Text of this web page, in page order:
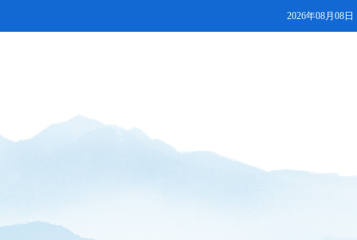
2026年08月08日